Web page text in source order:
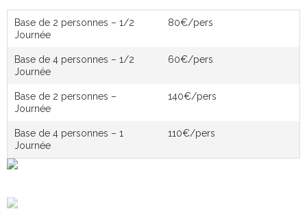
Base de 2 personnes – 1/2
Journée
80€/pers
Base de 4 personnes – 1/2
Journée
60€/pers
Base de 2 personnes –
Journée
140€/pers
Base de 4 personnes – 1
Journée
110€/pers